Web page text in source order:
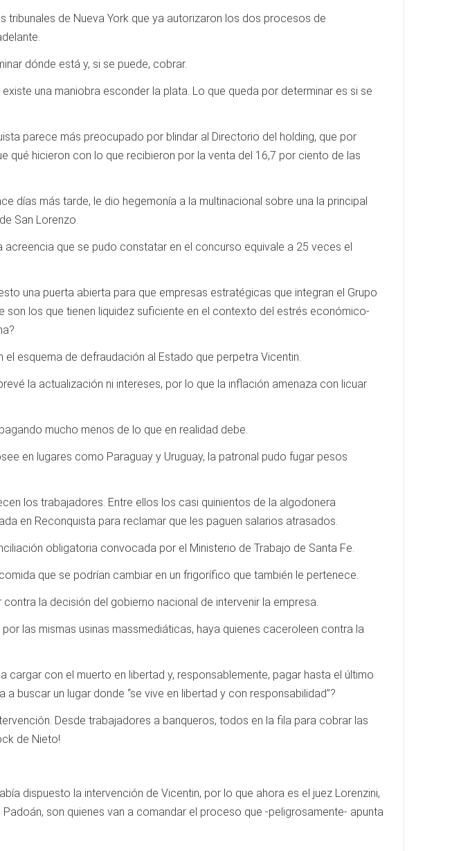
de Nueva York que ya autorizaron los dos procesos de
dónde está y, si se puede, cobrar.
una maniobra esconder la plata. Lo que queda por determinar es si se
parece más preocupado por blindar al Directorio del holding, que por
hicieron con lo que recibieron por la venta del 16,7 por ciento de las
días más tarde, le dio hegemonía a la multinacional sobre una la principal
San Lorenzo.
que se pudo constatar en el concurso equivale a 25 veces el
una puerta abierta para que empresas estratégicas que integran el Grupo
los que tienen liquidez suficiente en el contexto del estrés económico-
esquema de defraudación al Estado que perpetra Vicentin.
la actualización ni intereses, por lo que la inflación amenaza con licuar
mucho menos de lo que en realidad debe.
en lugares como Paraguay y Uruguay, la patronal pudo fugar pesos
los trabajadores. Entre ellos los casi quinientos de la algodonera
en Reconquista para reclamar que les paguen salarios atrasados.
obligatoria convocada por el Ministerio de Trabajo de Santa Fe.
que se podrían cambiar en un frigorífico que también le pertenece.
la decisión del gobierno nacional de intervenir la empresa.
las mismas usinas massmediáticas, haya quienes caceroleen contra la
con el muerto en libertad y, responsablemente, pagar hasta el último
buscar un lugar donde “se vive en libertad y con responsabilidad”?
Desde trabajadores a banqueros, todos en la fila para cobrar las
de Nieto!
dispuesto la intervención de Vicentin, por lo que ahora es el juez Lorenzini,
son quienes van a comandar el proceso que -peligrosamente- apunta